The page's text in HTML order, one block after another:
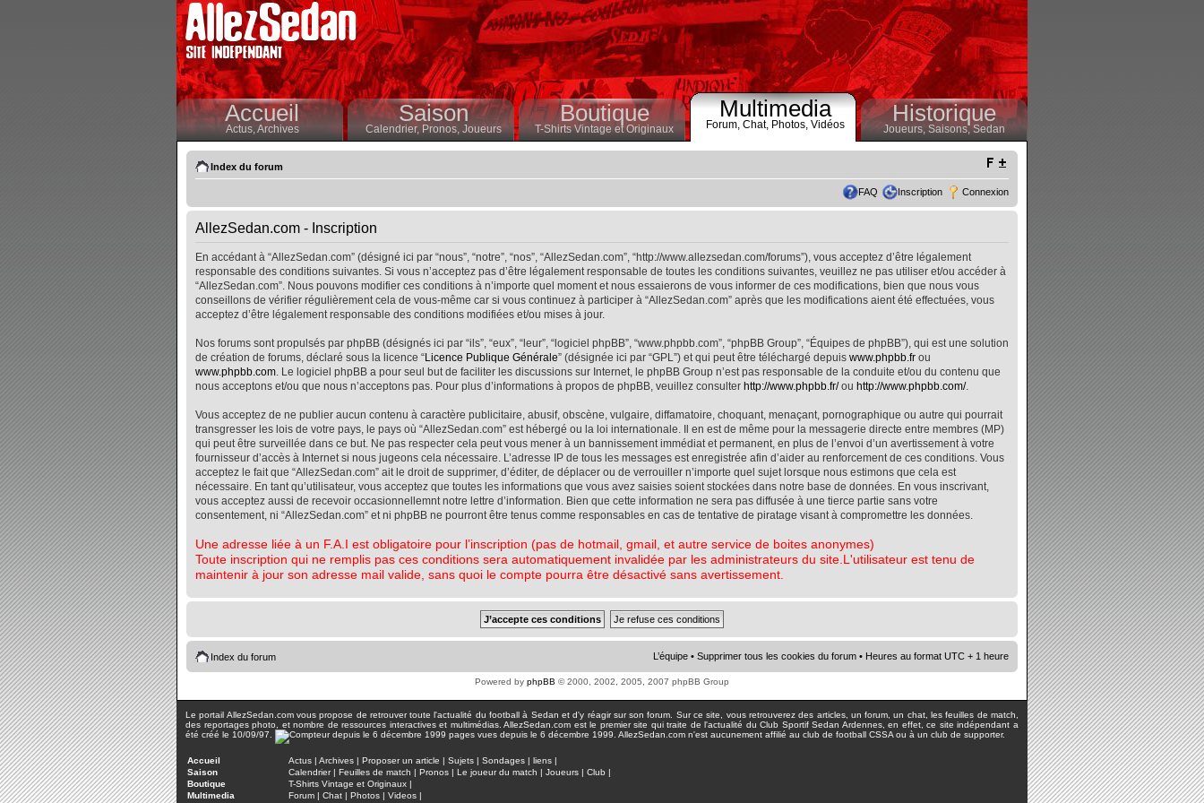
Accueil
Actus,Archives
Saison
Calendrier,Pronos, Joueurs
Boutique
T-Shirts Vintage et Originaux
Multimedia
Forum, Chat, Photos, Vidéos Historique
Joueurs, Saisons,Sedan
Index du forum
FAQ Inscription Connexion
AllezSedan.com - Inscription
En accédant à “AllezSedan.com” (désigné ici par “nous”, “notre”, “nos”, “AllezSedan.com”, “http://www.allezsedan.com/forums”), vous acceptez d’être légalement
responsable des conditions suivantes. Si vous n’acceptez pas d’être légalement responsable de toutes les conditions suivantes, veuillez ne pas utiliser et/ou accéder à
“AllezSedan.com”. Nous pouvons modifier ces conditions à n’importe quel moment et nous essaierons de vous informer de ces modifications, bien que nous vous
conseillons de vérifier régulièrement cela de vous-même car si vous continuez à participer à “AllezSedan.com” après que les modifications aient été effectuées, vous
acceptez d’être légalement responsable des conditions modifiées et/ou mises à jour.
Nos forums sont propulsés par phpBB (désignés ici par “ils”, “eux”, “leur”, “logiciel phpBB”, “www.phpbb.com”, “phpBB Group”, “Équipes de phpBB”), qui est une solution
de création de forums, déclaré sous la licence “Licence Publique Générale” (désignée ici par “GPL”) et qui peut être téléchargé depuis www.phpbb.fr ou
www.phpbb.com. Le logiciel phpBB a pour seul but de faciliter les discussions sur Internet, le phpBB Group n’est pas responsable de la conduite et/ou du contenu que
nous acceptons et/ou que nous n’acceptons pas. Pour plus d’informations à propos de phpBB, veuillez consulter http://www.phpbb.fr/ou http://www.phpbb.com/.
Vous acceptez de ne publier aucun contenu à caractère publicitaire, abusif, obscène, vulgaire, diffamatoire, choquant, menaçant, pornographique ou autre qui pourrait
transgresser les lois de votre pays, le pays où “AllezSedan.com” est hébergé ou la loi internationale. Il en est de même pour la messagerie directe entre membres (MP)
qui peut être surveillée dans ce but. Ne pas respecter cela peut vous mener à un bannissement immédiat et permanent, en plus de l’envoi d’un avertissement à votre
fournisseur d’accès à Internet si nous jugeons cela nécessaire. L’adresse IP de tous les messages est enregistrée afin d’aider au renforcement de ces conditions. Vous
acceptez le fait que “AllezSedan.com” ait le droit de supprimer, d’éditer, de déplacer ou de verrouiller n’importe quel sujet lorsque nous estimons que cela est
nécessaire. En tant qu’utilisateur, vous acceptez que toutes les informations que vous avez saisies soient stockées dans notre base de données. En vous inscrivant,
vous acceptez aussi de recevoir occasionnellemnt notre lettre d’information. Bien que cette information ne sera pas diffusée à une tierce partie sans votre
consentement, ni “AllezSedan.com” et ni phpBB ne pourront être tenus comme responsables en cas de tentative de piratage visant à compromettre les données.
Une adresse liée à un F.A.I est obligatoire pour l’inscription (pas de hotmail, gmail, et autre service de boites anonymes)
Toute inscription qui ne remplis pas ces conditions sera automatiquement invalidée par les administrateurs du site.L'utilisateur est tenu de
maintenir à jour son adresse mail valide, sans quoi le compte pourra être désactivé sans avertissement.
Index du forum L’équipe • Supprimer tous les cookies du forum • Heures au format UTC + 1 heure
Powered by phpBB © 2000, 2002, 2005, 2007 phpBB Group
Le portail AllezSedan.com vous propose de retrouver toute l'actualité du football à Sedan et d'y réagir sur son forum. Sur ce site, vous retrouverez des articles, un forum, un chat, les feuilles de match,
des reportages photo, et nombre de ressources interactives et multimédias. AllezSedan.com est le premier site qui traite de l'actualité du Club Sportif Sedan Ardennes, en effet, ce site indépendant a
été créé le 10/09/97.
pages vues depuis le 6 décembre 1999. AllezSedan.com n'est aucunement affilié au club de football CSSA ou à un club de supporter.
Accueil Actus | Archives | Proposer un article | Sujets | Sondages | liens |
Saison
Calendrier| Feuilles de match | Pronos | Le joueur du match | Joueurs | Club |
Boutique
T-Shirts Vintage et Originaux |
Multimedia
Forum | Chat | Photos | Videos |